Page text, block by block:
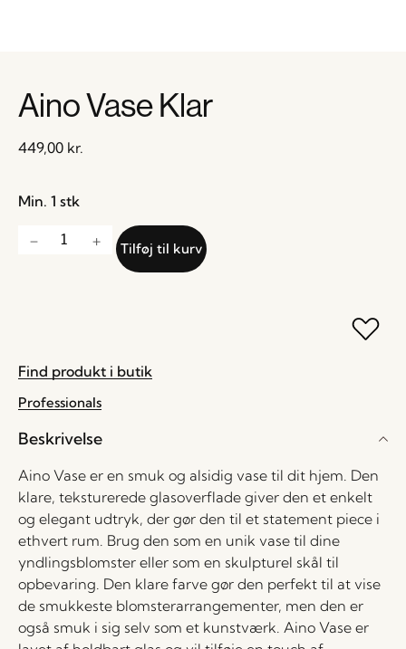
Aino Vase Klar
449,00 kr.
Min. 1 stk
Tilføj til kurv
Find produkt i butik
Professionals
Beskrivelse
Aino Vase er en smuk og alsidig vase til dit hjem. Den
klare, teksturerede glasoverflade giver den et enkelt
og elegant udtryk, der gør den til et statement piece i
ethvert rum. Brug den som en unik vase til dine
yndlingsblomster eller som en skulpturel skål til
opbevaring. Den klare farve gør den perfekt til at vise
de smukkeste blomsterarrangementer, men den er
også smuk i sig selv som et kunstværk. Aino Vase er